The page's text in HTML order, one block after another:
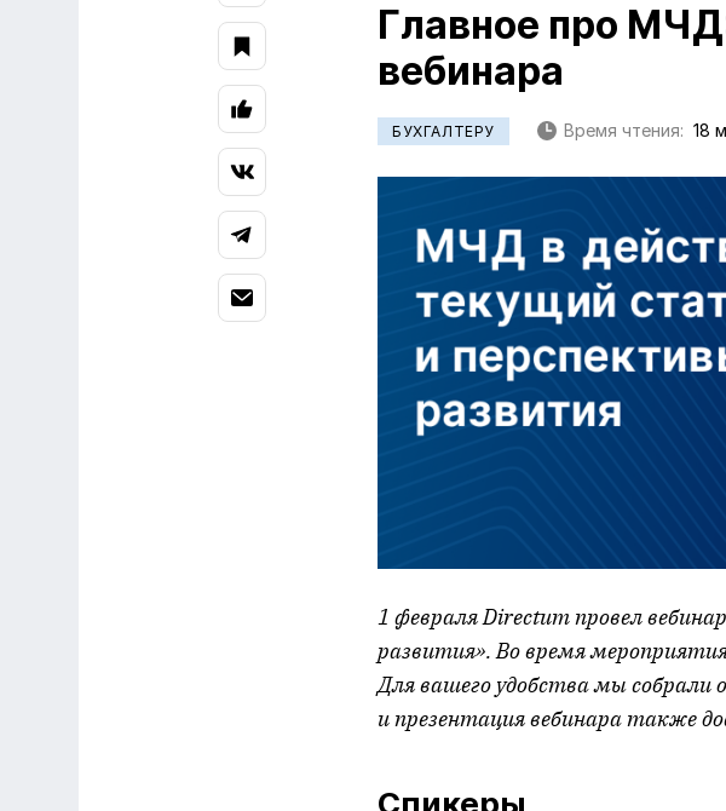
Главное про
вебинара
БУХГАЛТЕРУ Время чтения: 18
1 февраля Directum провел
развития». Во время
Для вашего удобства мы
и презентация вебинара также